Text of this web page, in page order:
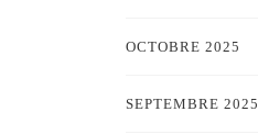
OCTOBRE 2025
SEPTEMBRE 2025